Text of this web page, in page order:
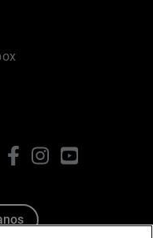
FacebookInstagramYouTube